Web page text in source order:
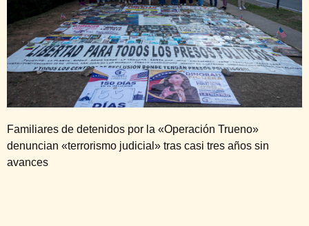
Familiares de detenidos por la «Operación Trueno»
denuncian «terrorismo judicial» tras casi tres años sin
avances